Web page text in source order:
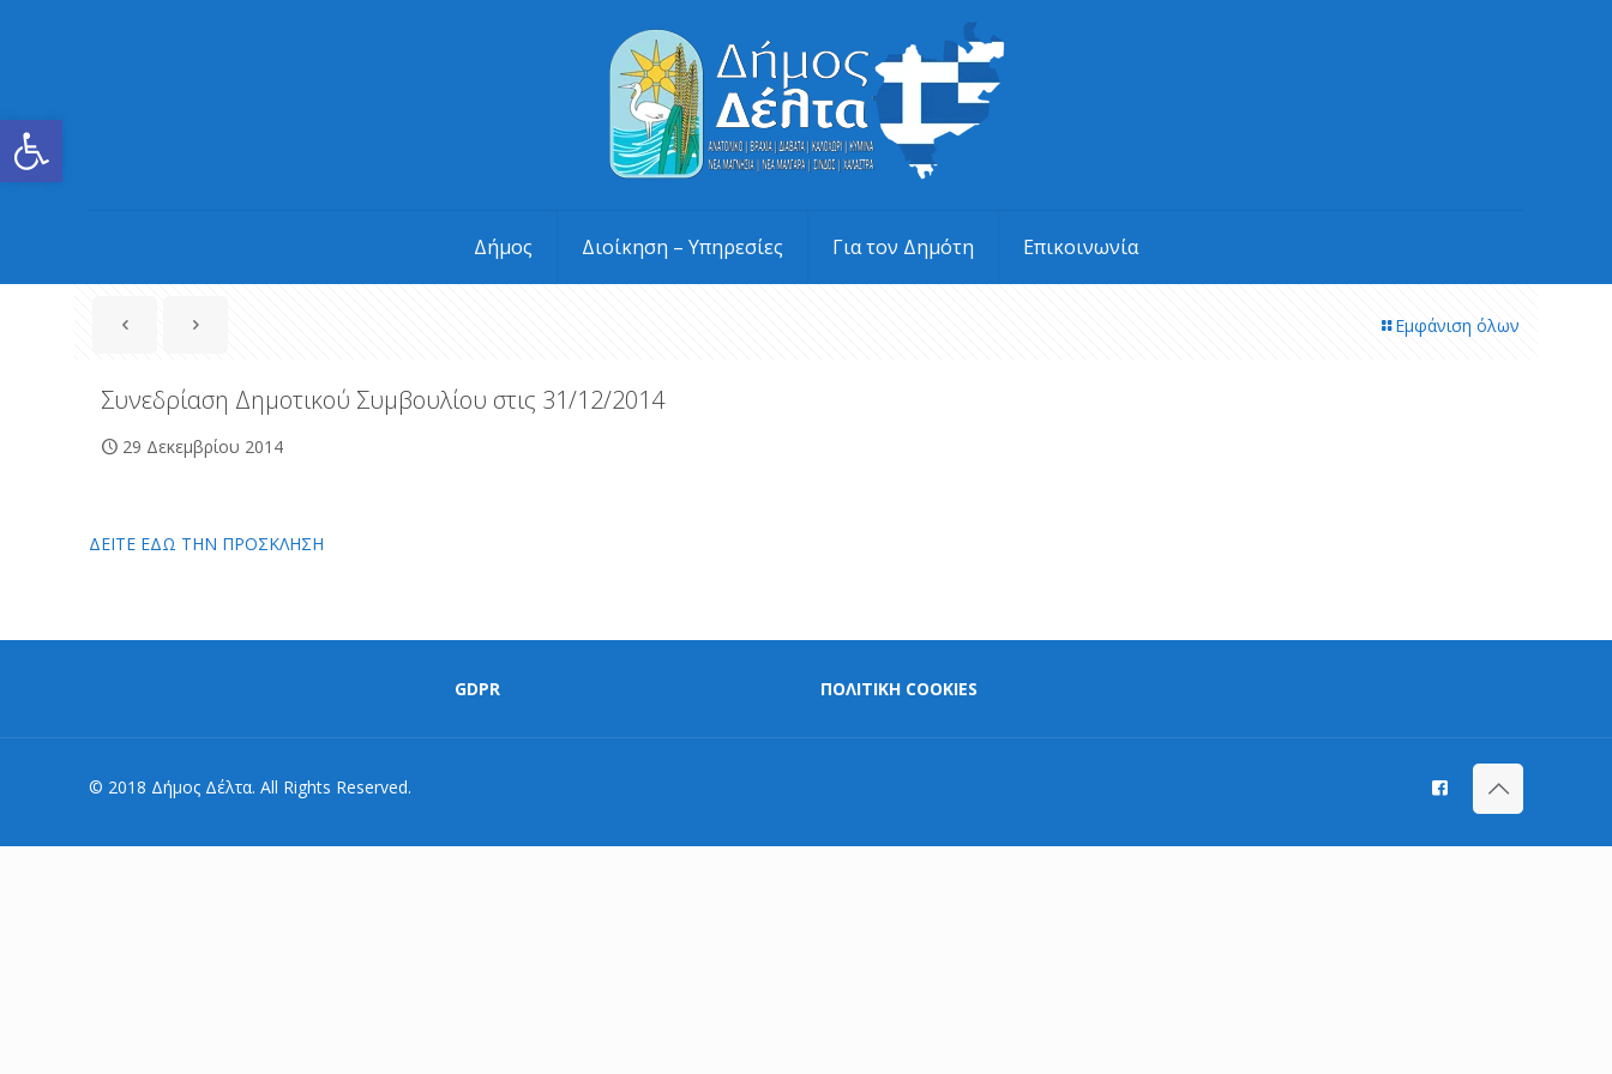
Ανοίξτε τη γραμμή εργαλείων
Δήμος Διοίκηση – Υπηρεσίες Για τον Δημότη Επικοινωνία
Εμφάνιση όλων
Συνεδρίαση Δημοτικού Συμβουλίου στις 31/12/2014
29 Δεκεμβρίου 2014
ΔΕΙΤΕ ΕΔΩ ΤΗΝ ΠΡΟΣΚΛΗΣΗ
GDPR ΠΟΛΙΤΙΚΗ COOKIES
© 2018 Δήμος Δέλτα. All Rights Reserved.